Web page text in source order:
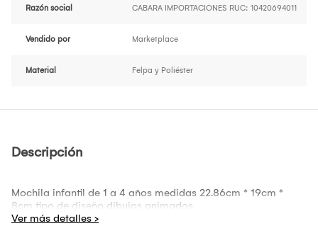
Razón social CABARA IMPORTACIONES RUC: 10420694011
Vendido por Marketplace
Material Felpa y Poliéster
Descripción
Mochila infantil de 1 a 4 años medidas 22.86cm * 19cm *
8cm tipo de diseño dibujos animados.